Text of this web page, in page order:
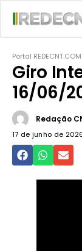
Portal REDECNT.COM
Giro
16/06/
Redação
17 de junho de